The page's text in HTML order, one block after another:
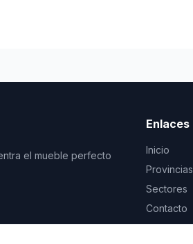
el mueble perfecto
Enlaces
Inicio
Provincias
Sectores
Contacto